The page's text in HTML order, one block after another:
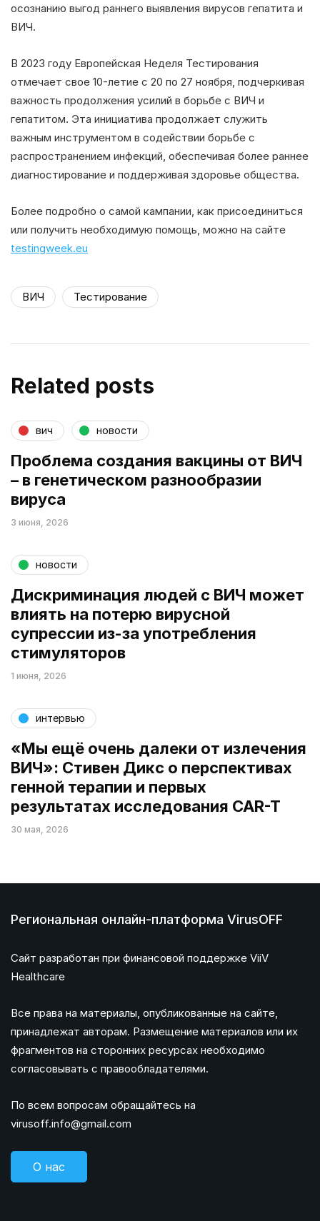
осознанию выгод раннего выявления вирусов гепатита и
ВИЧ.
В 2023 году Европейская Неделя Тестирования
отмечает свое 10-летие с 20 по 27 ноября, подчеркивая
важность продолжения усилий в борьбе с ВИЧ и
гепатитом. Эта инициатива продолжает служить
важным инструментом в содействии борьбе с
распространением инфекций, обеспечивая более раннее
диагностирование и поддерживая здоровье общества.
Более подробно о самой кампании, как присоединиться
или получить необходимую помощь, можно на сайте
testingweek.eu
ВИЧ Тестирование
Related posts
вич новости
Проблема создания вакцины от ВИЧ
– в генетическом разнообразии
вируса
3 июня, 2026
новости
Дискриминация людей с ВИЧ может
влиять на потерю вирусной
супрессии из-за употребления
стимуляторов
1 июня, 2026
интервью
«Мы ещё очень далеки от излечения
ВИЧ»: Стивен Дикс о перспективах
генной терапии и первых
результатах исследования CAR-T
30 мая, 2026
Региональная онлайн-платформа VirusOFF
Сайт разработан при финансовой поддержке ViiV
Healthcare
Все права на материалы, опубликованные на сайте,
принадлежат авторам. Размещение материалов или их
фрагментов на сторонних ресурсах необходимо
согласовывать с правообладателями.
По всем вопросам обращайтесь на
virusoff.info@gmail.com
О нас